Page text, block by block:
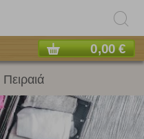
0,00 €
Πειραιά